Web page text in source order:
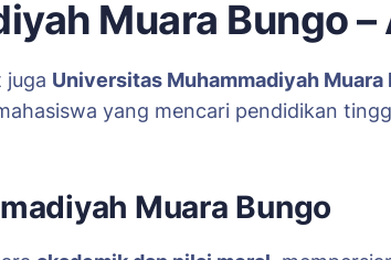
Muara Bungo
juga Universitas Muhammadiyah Muara
yang mencari pendidikan
Muara Bungo